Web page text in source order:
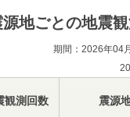
源地ごとの地震
期間：2026年04
観測回数 震源